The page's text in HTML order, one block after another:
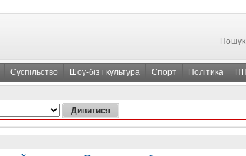
Пошук
Суспільство Шоу-біз і культура Спорт Політика ПП